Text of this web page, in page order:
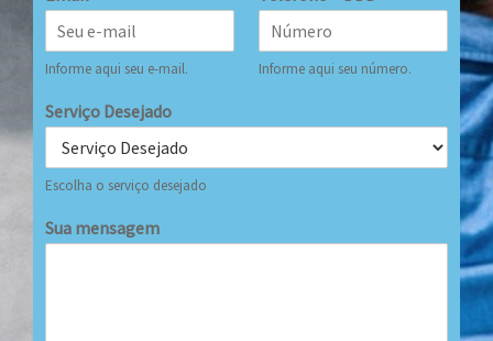
Informe aqui seu e-mail. Informe aqui seu número.
Serviço Desejado
Escolha o serviço desejado
Sua mensagem